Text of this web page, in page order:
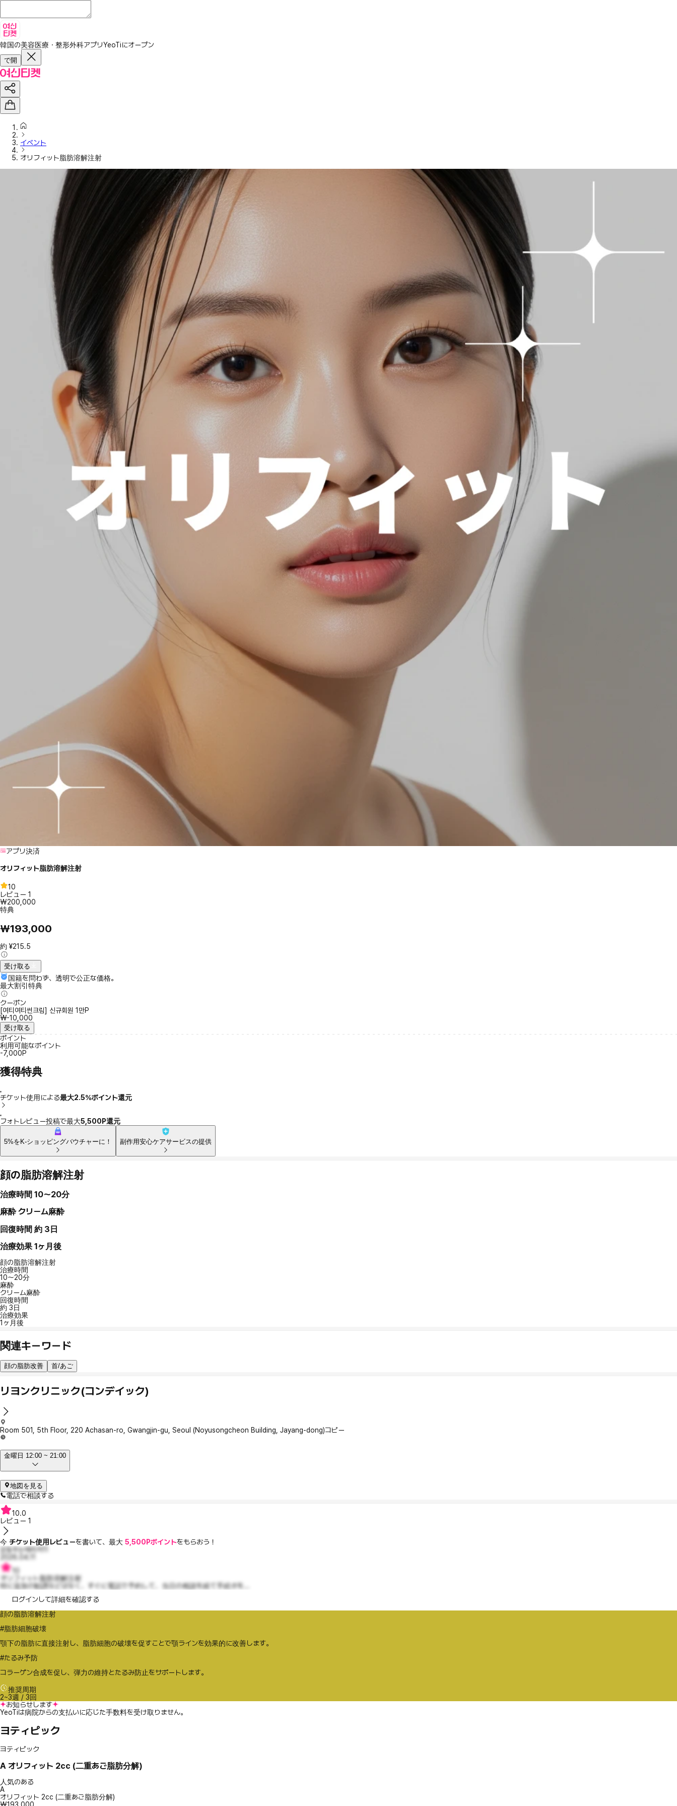
韓国の美容医療・整形外科アプリYeoTiにオープン
で開
イベント
オリフィット脂肪溶解注射
アプリ決済
オリフィット脂肪溶解注射
10
レビュー 1
₩200,000
特典
₩193,000
約 ¥215.5
受け取る
国籍を問わず、透明で公正な価格。
最大割引特典
クーポン
[여티여티썬크림] 신규회원 1만P
₩-10,000
受け取る
ポイント
利用可能なポイント
-7,000P
獲得特典
チケット使用による最大2.5％ポイント還元
フォトレビュー投稿で最大5,500P還元
5%をK-ショッピングバウチャーに！ 副作用安心ケアサービスの提供
顔の脂肪溶解注射
治療時間 10〜20分
麻酔 クリーム麻酔
回復時間 約 3日
治療効果 1ヶ月後
顔の脂肪溶解注射
治療時間
10〜20分
麻酔
クリーム麻酔
回復時間
約 3日
治療効果
1ヶ月後
関連キーワード
顔の脂肪改善 首/あご
リヨンクリニック(コンデイック)
Room 501, 5th Floor, 220 Achasan-ro, Gwangjin-gu, Seoul (Noyusongcheon Building, Jayang-dong)コピー
金曜日 12:00 ~ 21:00
地図を見る
電話で相談する
10.0
レビュー 1
今 チケット使用レビューを書いて、最大 5,500Pポイントをもらおう！
감동주는에리카11
2026.04.11
オリフィット脂肪溶解注射
特に追加の勧誘などはなく、すぐに電話で予約して、当日の相談を経て手続きを...
ログインして詳細を確認する
顔の脂肪溶解注射
#脂肪細胞破壊
顎下の脂肪に直接注射し、脂肪細胞の破壊を促すことで顎ラインを効果的に改善します。
#たるみ予防
コラーゲン合成を促し、弾力の維持とたるみ防止をサポートします。
推奨周期
2~3週 / 3回
お知らせします
YeoTiは病院からの支払いに応じた手数料を受け取りません。
ヨティピック
ヨティピック
A オリフィット 2cc (二重あご脂肪分解)
人気のある
A
オリフィット 2cc (二重あご脂肪分解)